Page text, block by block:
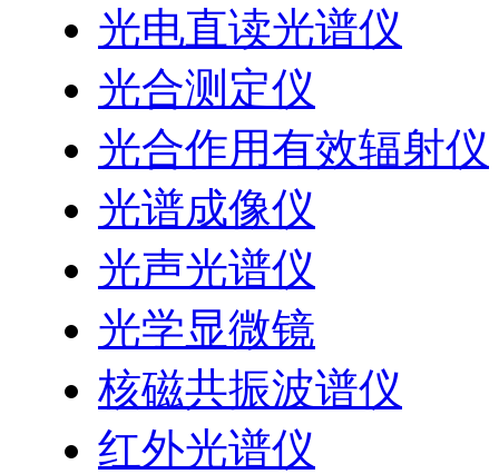
光电直读光谱仪
光合测定仪
光合作用有效辐射仪
光谱成像仪
光声光谱仪
光学显微镜
核磁共振波谱仪
红外光谱仪